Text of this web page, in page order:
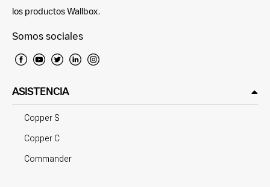
los productos Wallbox.
Somos sociales
ASISTENCIA
Copper S
Copper C
Commander